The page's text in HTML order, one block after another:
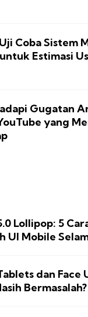
Coba Sistem
Estimasi
Gugatan
yang
Lollipop: 5
UI Mobile
dan Face
Bermasalah?